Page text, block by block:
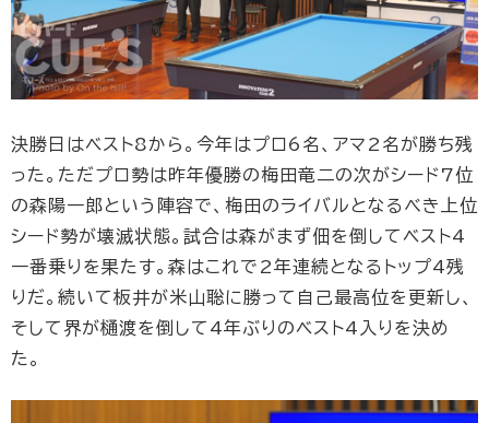
決勝日はベスト8から。今年はプロ6名、アマ2名が勝ち残
った。ただプロ勢は昨年優勝の梅田竜二の次がシード7位
の森陽一郎という陣容で、梅田のライバルとなるべき上位
シード勢が壊滅状態。試合は森がまず佃を倒してベスト4
一番乗りを果たす。森はこれで2年連続となるトップ4残
りだ。続いて板井が米山聡に勝って自己最高位を更新し、
そして界が樋渡を倒して4年ぶりのベスト4入りを決め
た。